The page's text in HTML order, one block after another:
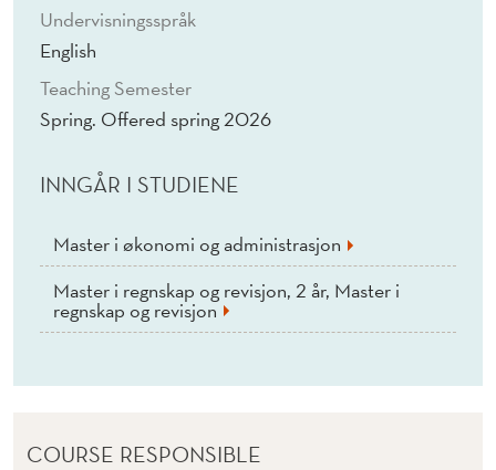
Undervisningsspråk
English
Teaching Semester
Spring. Offered spring 2026
INNGÅR I STUDIENE
Master i økonomi og administrasjon
Master i regnskap og revisjon, 2 år, Master i
regnskap og revisjon
COURSE RESPONSIBLE